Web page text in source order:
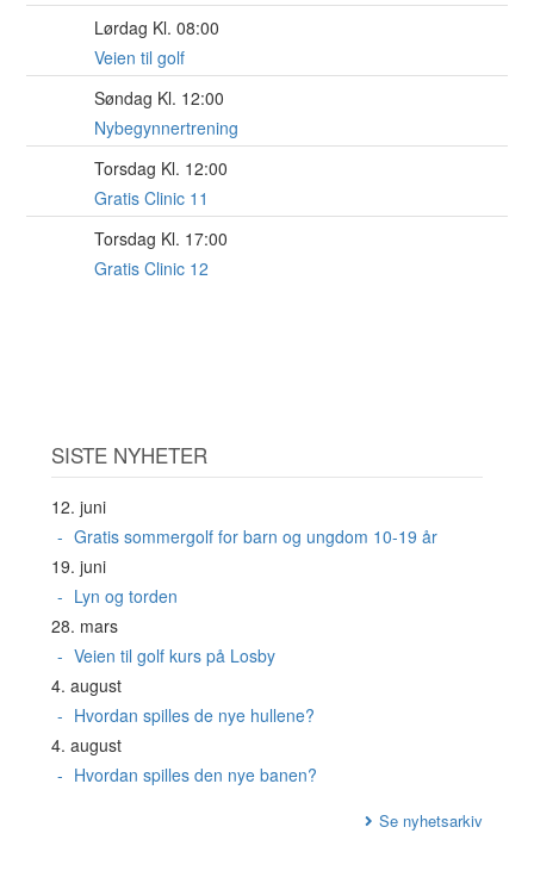
Lørdag Kl. 08:00
Veien til golf
Søndag Kl. 12:00
Nybegynnertrening
Torsdag Kl. 12:00
Gratis Clinic 11
Torsdag Kl. 17:00
Gratis Clinic 12
SISTE NYHETER
12. juni
Gratis sommergolf for barn og ungdom 10-19 år
19. juni
Lyn og torden
28. mars
Veien til golf kurs på Losby
4. august
Hvordan spilles de nye hullene?
4. august
Hvordan spilles den nye banen?
Se nyhetsarkiv